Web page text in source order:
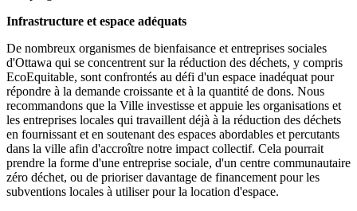
Infrastructure et espace adéquats
De nombreux organismes de bienfaisance et entreprises sociales
d'Ottawa qui se concentrent sur la réduction des déchets, y compris
EcoEquitable, sont confrontés au défi d'un espace inadéquat pour
répondre à la demande croissante et à la quantité de dons. Nous
recommandons que la Ville investisse et appuie les organisations et
les entreprises locales qui travaillent déjà à la réduction des déchets
en fournissant et en soutenant des espaces abordables et percutants
dans la ville afin d'accroître notre impact collectif. Cela pourrait
prendre la forme d'une entreprise sociale, d'un centre communautaire
zéro déchet, ou de prioriser davantage de financement pour les
subventions locales à utiliser pour la location d'espace.